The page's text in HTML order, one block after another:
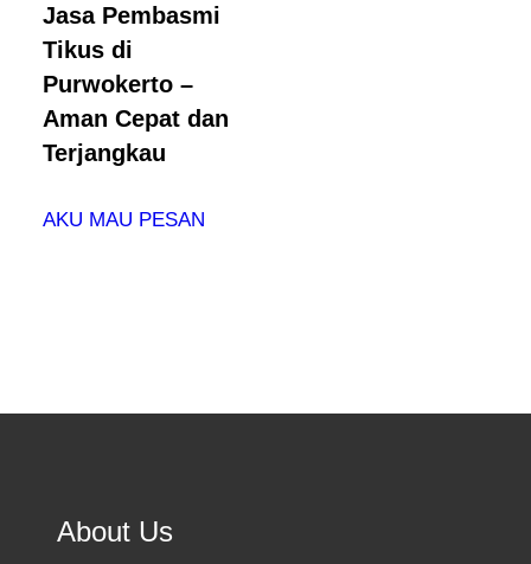
Jasa Pembasmi
Tikus di
Purwokerto –
Aman Cepat dan
Terjangkau
AKU MAU PESAN
About Us